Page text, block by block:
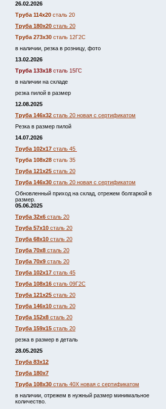
26.02.2026
Труба 114х20 сталь 20
Труба 180х20 сталь 20
Труба 273х30 сталь 12Г2С
в наличии, резка в розницу, фото
13.02.2026
Труба 133х18 сталь 15ГС
в наличии на складе
резка пилой в размер
12.08.2025
Труба 146х32 сталь 20 новая с сертификатом
Резка в размер пилой
14.07.2026
Труба 102х17 сталь 45
Труба 108х28 сталь 35
Труба 121х25 сталь 20
Труба 146х30 сталь 20 новая с сертификатом
Обновленный приход на склад, отрежем болгаркой в
размер.
05.06.2025
Труба 32х6 сталь 20
Труба 57х10 сталь 20
Труба 68х10 сталь 20
Труба 70х8 сталь 20
Труба 70х9 сталь 20
Труба 102х17 сталь 45
Труба 108х16 сталь 09Г2С
Труба 121х25 сталь 20
Труба 146х10 сталь 20
Труба 152х8 сталь 20
Труба 159х15 сталь 20
резка в размер в деталь
28.05.2025
Труба 83х12
Труба 180х7
Труба 108х30 сталь 40Х новая с сертификатом
в наличии, отрежем в нужный размер минимальное
количество.